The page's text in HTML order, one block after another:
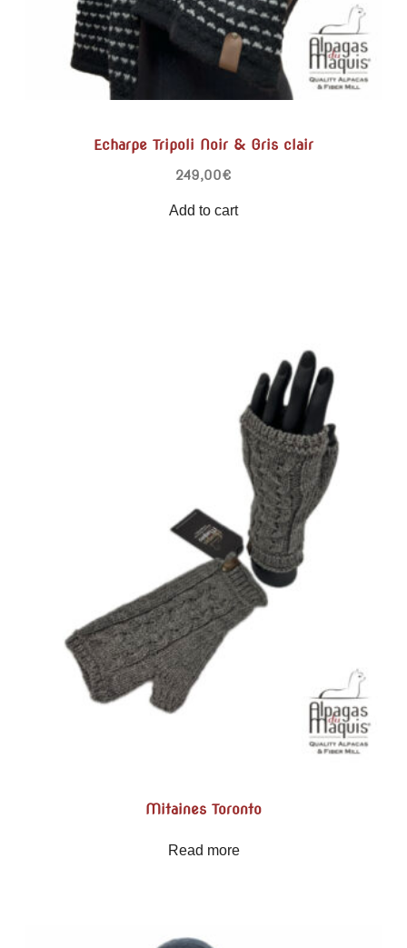
Echarpe Tripoli Noir & Gris clair
249,00€
Add to cart
Mitaines Toronto
Read more